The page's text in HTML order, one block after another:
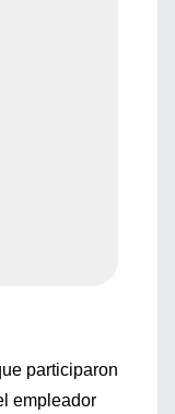
participaron
empleador